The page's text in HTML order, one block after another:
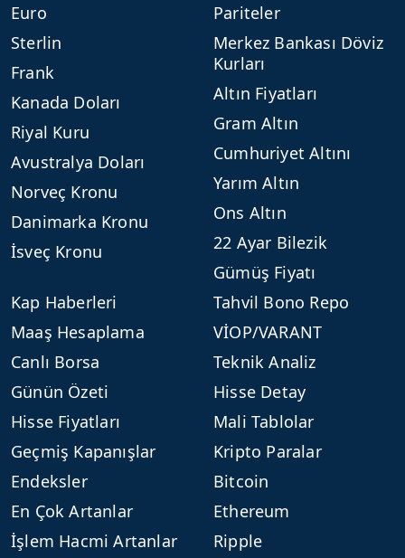
Euro
Sterlin
Frank
Kanada Doları
Riyal Kuru
Avustralya Doları
Norveç Kronu
Danimarka Kronu
İsveç Kronu
Pariteler
Merkez Bankası Döviz
Kurları
Altın Fiyatları
Gram Altın
Cumhuriyet Altını
Yarım Altın
Ons Altın
22 Ayar Bilezik
Gümüş Fiyatı
Kap Haberleri
Maaş Hesaplama
Canlı Borsa
Günün Özeti
Hisse Fiyatları
Geçmiş Kapanışlar
Endeksler
En Çok Artanlar
İşlem Hacmi Artanlar
Tahvil Bono Repo
VİOP/VARANT
Teknik Analiz
Hisse Detay
Mali Tablolar
Kripto Paralar
Bitcoin
Ethereum
Ripple